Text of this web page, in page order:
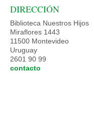
DIRECCIÓN
Biblioteca Nuestros Hijos
Miraflores 1443
11500 Montevideo
Uruguay
2601 90 99
contacto